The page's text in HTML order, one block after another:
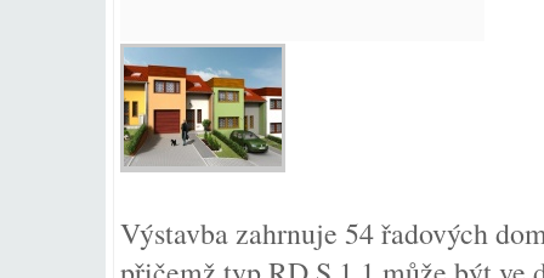
Výstavba zahrnuje 54 řadových